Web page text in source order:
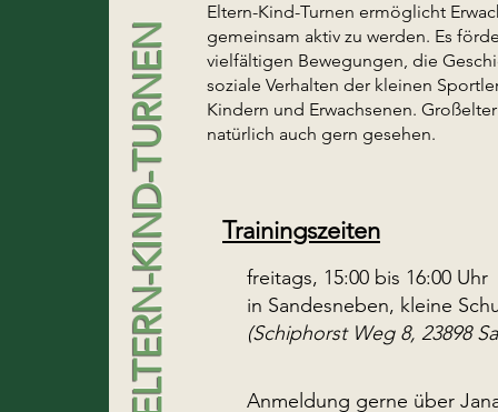
Eltern-Kind-Turnen ermöglicht
gemeinsam aktiv zu werden. Es
vielfältigen Bewegungen, die
soziale Verhalten der kleinen
Kindern und Erwachsenen.
natürlich auch gern gesehen.
ELTERN-KIND-TURNEN Trainingszeiten
freitags, 15:00 bis 16:00 Uhr
in Sandesneben, kleine
(Schiphorst Weg 8, 23898
Anmeldung gerne über